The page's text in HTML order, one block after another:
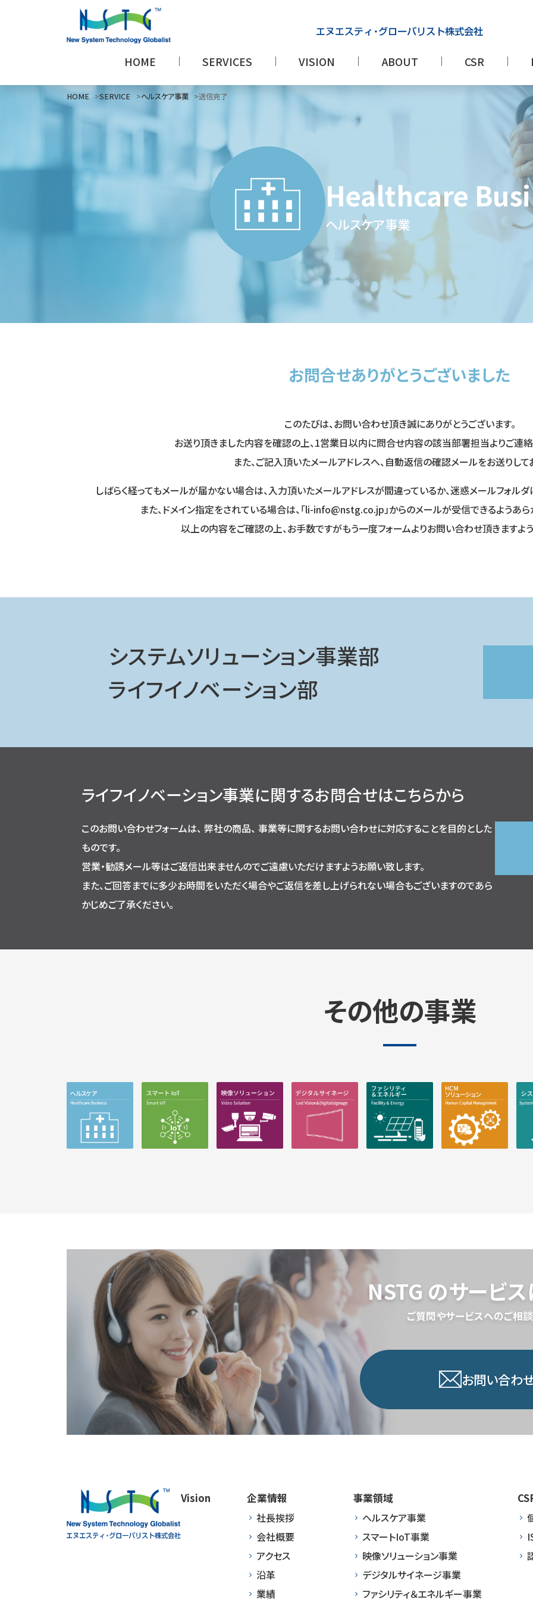
HOME SERVICES VISION ABOUT CSR
Healthcare
ヘルスケア事業
HOME SERVICE ヘルスケア事業 送信完了
お問合せありがとうございました
このたびは、お問い合わせ頂き誠にありがとうございます。
お送り頂きました内容を確認の上、1営業日以内に問合せ内容の該当部署担当よりご連絡
また、ご記入頂いたメールアドレスへ、自動返信の確認メールをお送りして
しばらく経ってもメールが届かない場合は、入力頂いたメールアドレスが間違っているか、迷惑メールフォル
また、ドメイン指定をされている場合は、「li-info@nstg.co.jp」からのメールが受信できるようあ
以上の内容をご確認の上、お手数ですがもう一度フォームよりお問い合わせ頂きますよ
システムソリューション事業部
ライフイノベーション部
ライフイノベーション事業に関するお問合せはこちらから
このお問い合わせフォームは、 弊社の商品、 事業等に関するお問い合わせに対応することを⽬的とした
ものです。
営業・勧誘メール等はご返信出来ませんのでご遠慮いただけますようお願い致します。
また、ご回答までに多少お時間をいただく場合やご返信を差し上げられない場合もございますのであら
かじめご了承ください。
その他の事業
NSTG のサービ
ご質問やサービスへのご相談
お問い合わ
Vision
企業情報
社長挨拶
会社概要
アクセス
沿革
業績
事業領域
ヘルスケア事業
スマートIoT事業
映像ソリューション事業
デジタルサイネージ事業
ファシリティ＆エネルギー事業